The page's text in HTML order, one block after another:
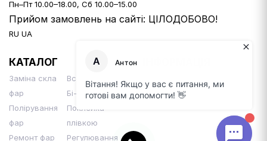
Пн–Пт 10.00–18.00, Сб 10.00–15.00
Прийом замовлень на сайті: ЦІЛОДОБОВО!
RU UA
КАТАЛОГ
Заміна скла
фар
Встановлення
Бі-Лінз
Полірування
фар
Поклейка
плівкою
Ремонт фар
Регулювання
Контакти